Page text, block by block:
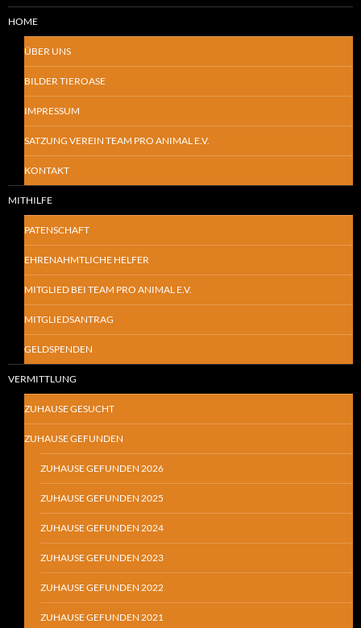
HOME
ÜBER UNS
BILDER TIEROASE
IMPRESSUM
SATZUNG VEREIN TEAM PRO ANIMAL E.V.
KONTAKT
MITHILFE
PATENSCHAFT
EHRENAHMTLICHE HELFER
MITGLIED BEI TEAM PRO ANIMAL E.V.
MITGLIEDSANTRAG
GELDSPENDEN
VERMITTLUNG
ZUHAUSE GESUCHT
ZUHAUSE GEFUNDEN
ZUHAUSE GEFUNDEN 2026
ZUHAUSE GEFUNDEN 2025
ZUHAUSE GEFUNDEN 2024
ZUHAUSE GEFUNDEN 2023
ZUHAUSE GEFUNDEN 2022
ZUHAUSE GEFUNDEN 2021